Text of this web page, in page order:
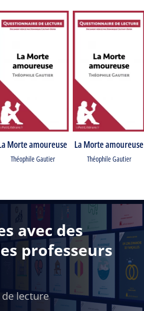
Morte amoureuse
Théophile Gautier
La Morte amoureuse
Théophile Gautier
avec des
professeurs
de lecture